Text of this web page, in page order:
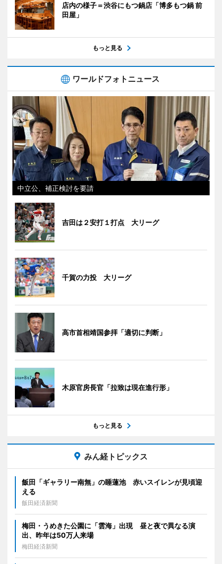
店内の様子＝渋谷にもつ鍋店「博多もつ鍋 前
田屋」
もっと見る
ワールドフォトニュース
中立公、補正検討を要請
吉田は２安打１打点 大リーグ
千賀の力投 大リーグ
高市首相靖国参拝「適切に判断」
木原官房長官「拉致は現在進行形」
もっと見る
みん経トピックス
飯田「ギャラリー南無」の睡蓮池 赤いスイレンが見頃迎
える
飯田経済新聞
梅田・うめきた公園に「雲海」出現 昼と夜で異なる演
出、昨年は50万人来場
梅田経済新聞